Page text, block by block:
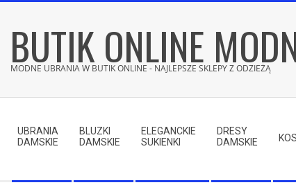
contentBUTIK ONLINE
MODNE UBRANIA W BUTIK ONLINE - NAJLEPSZE SKLEPY Z ODZIEŻĄ
Menu
UBRANIA
DAMSKIE
BLUZKI
DAMSKIE
ELEGANCKIE
SUKIENKI
DRESY
DAMSKIE